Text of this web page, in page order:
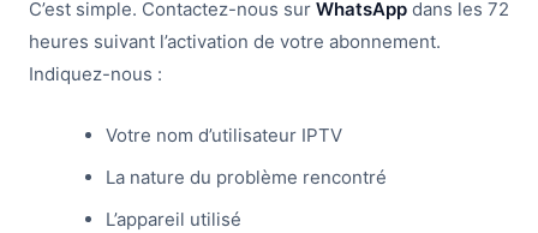
C’est simple. Contactez-nous sur WhatsApp dans les 72
heures suivant l’activation de votre abonnement.
Indiquez-nous :
Votre nom d’utilisateur IPTV
La nature du problème rencontré
L’appareil utilisé